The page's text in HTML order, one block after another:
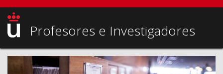
Profesores e Investigadores